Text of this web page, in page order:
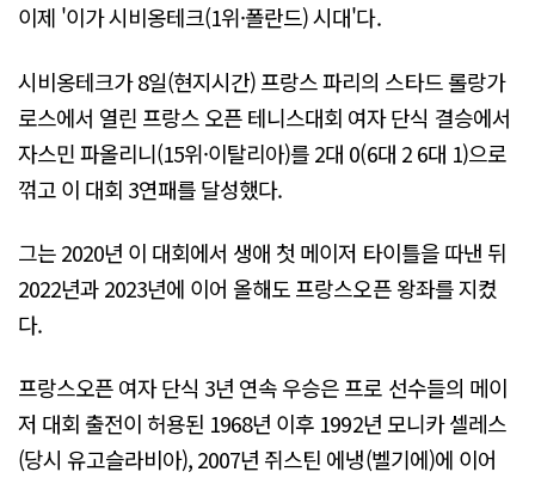
이제 '이가 시비옹테크(1위·폴란드) 시대'다.
시비옹테크가 8일(현지시간) 프랑스 파리의 스타드 롤랑가
로스에서 열린 프랑스 오픈 테니스대회 여자 단식 결승에서
자스민 파올리니(15위·이탈리아)를 2대 0(6대 2 6대 1)으로
꺾고 이 대회 3연패를 달성했다.
그는 2020년 이 대회에서 생애 첫 메이저 타이틀을 따낸 뒤
2022년과 2023년에 이어 올해도 프랑스오픈 왕좌를 지켰
다.
프랑스오픈 여자 단식 3년 연속 우승은 프로 선수들의 메이
저 대회 출전이 허용된 1968년 이후 1992년 모니카 셀레스
(당시 유고슬라비아), 2007년 쥐스틴 에냉(벨기에)에 이어